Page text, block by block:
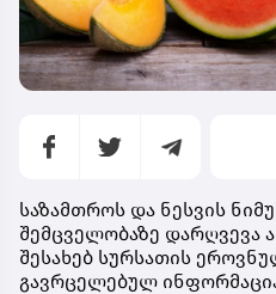
საზამთროს და ნესვის
შემცველობაზე დარღვევა
შესახებ სურსათის
გავრცელებულ